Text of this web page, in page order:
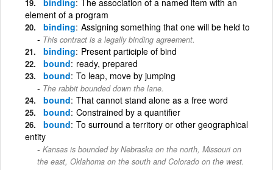
element of a program
binding Assigning something that one will be held to
This contract is a legally binding agreement.
binding Present participle of bind
bound ready, prepared
bound To leap, move by jumping
The rabbit bounded down the lane.
bound That cannot stand alone as a free word
bound Constrained by a quantifier
bound To surround a territory or other geographical
entity
Kansas is bounded by Nebraska on the north, Missouri on
the east, Oklahoma on the south and Colorado on the west.